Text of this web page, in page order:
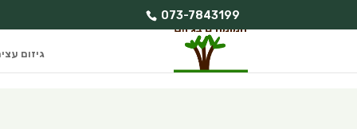
073-7843199
גיזום